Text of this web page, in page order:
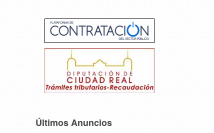
Últimos Anuncios